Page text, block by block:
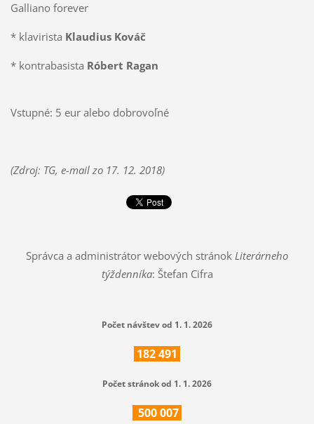
Galliano forever
* klavirista Klaudius Kováč
* kontrabasista Róbert Ragan
Vstupné: 5 eur alebo dobrovoľné
(Zdroj: TG, e-mail zo 17. 12. 2018)
Správca a administrátor webových stránok Literárneho
týždenníka: Štefan Cifra
Počet návštev od 1. 1. 2026
182491
Počet stránok od 1. 1. 2026
500007